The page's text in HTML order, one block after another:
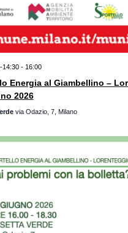
14:30- 16:00
Energia al Giambellino –
2026
via Odazio, 7, Milano